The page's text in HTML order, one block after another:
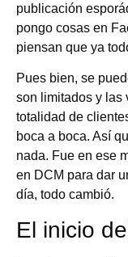
publicación
pongo cosas en
piensan que ya
Pues bien, se
son limitados y las
totalidad de
boca a boca. Así
nada. Fue en ese
en DCM para dar
día, todo cambió.
El inicio